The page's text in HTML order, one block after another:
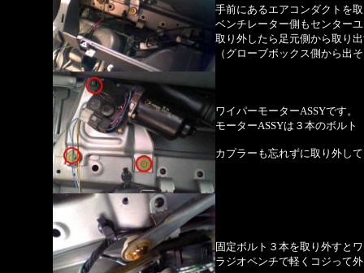
手前にあるエアコンダクトを
ベンチレーター側もセンター
取り外したら足元側から取り
（グローブボックス側から出
ワイパーモーターASSYです。
モーターASSYは３本のボル
カプラーも忘れずに取り外し
固定ボルト３本を取り外すと
ラジオペンチで軽くコジって